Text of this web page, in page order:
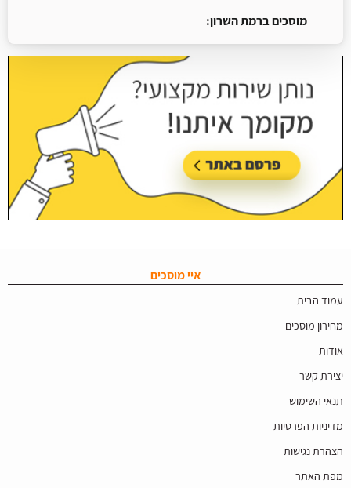
מוסכים ברמת השרון:
עודכן בתאריך:16/07/2026, בשעה 09:07
איי מוסכים
עמוד הבית
מחירון מוסכים
אודות
יצירת קשר
תנאי השימוש
מדיניות הפרטיות
הצהרת נגישות
מפת האתר